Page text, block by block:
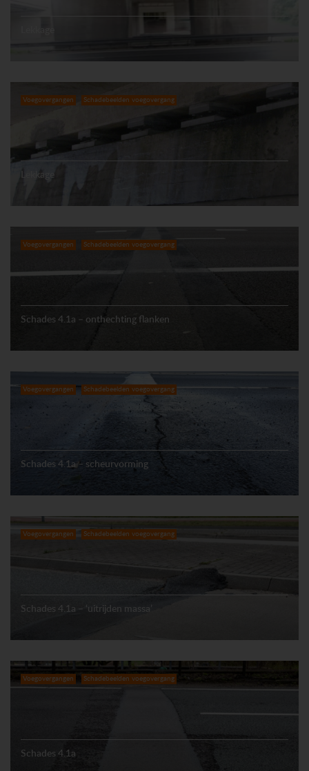
Voegovergangen Schadebeelden voegovergang
Lekkage
Voegovergangen Schadebeelden voegovergang
Schades 4.1a – onthechting flanken
Voegovergangen Schadebeelden voegovergang
Schades 4.1a – scheurvorming
Voegovergangen Schadebeelden voegovergang
Schades 4.1a – ‘uitrijden massa’
Voegovergangen Schadebeelden voegovergang
Schades 4.1a